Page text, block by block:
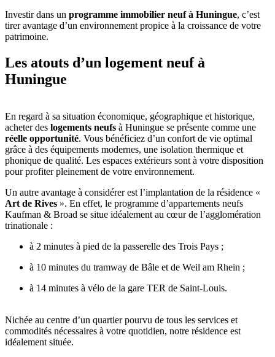
Investir dans un programme immobilier neuf à Huningue, c’est
tirer avantage d’un environnement propice à la croissance de votre
patrimoine.
Les atouts d’un logement neuf à
Huningue
En regard à sa situation économique, géographique et historique,
acheter des logements neufs à Huningue se présente comme une
réelle opportunité. Vous bénéficiez d’un confort de vie optimal
grâce à des équipements modernes, une isolation thermique et
phonique de qualité. Les espaces extérieurs sont à votre disposition
pour profiter pleinement de votre environnement.
Un autre avantage à considérer est l’implantation de la résidence «
Art de Rives ». En effet, le programme d’appartements neufs
Kaufman & Broad se situe idéalement au cœur de l’agglomération
trinationale :
à 2 minutes à pied de la passerelle des Trois Pays ;
à 10 minutes du tramway de Bâle et de Weil am Rhein ;
à 14 minutes à vélo de la gare TER de Saint-Louis.
Nichée au centre d’un quartier pourvu de tous les services et
commodités nécessaires à votre quotidien, notre résidence est
idéalement située.